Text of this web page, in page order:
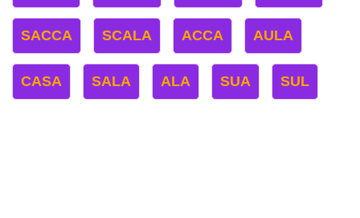
SACCA SCALA ACCA AULA
CASA SALA ALA SUA SUL